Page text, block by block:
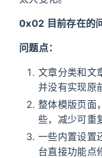
0x02 目前存在的
问题点：
文章分类和文
并没有实现原
整体模版页面
些，减少可重
一些内置设置
台直接功能点